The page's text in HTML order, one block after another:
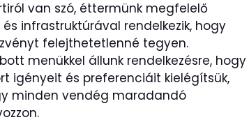
van szó, éttermünk megfelelő
infrastruktúrával rendelkezik, hogy
felejthetetlenné tegyen.
menükkel állunk rendelkezésre, hogy
igényeit és preferenciáit kielégítsük,
minden vendég maradandó